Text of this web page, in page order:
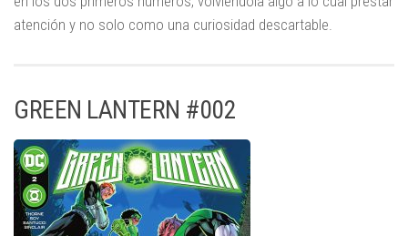
atención y no solo como una curiosidad descartable.
GREEN LANTERN #002